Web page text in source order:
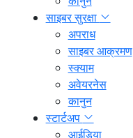
साइबर सुरक्षा
अपराध
साइबर आक्रमण
स्क्याम
अवेयरनेस
कानुन
स्टार्टअप
आईडिया